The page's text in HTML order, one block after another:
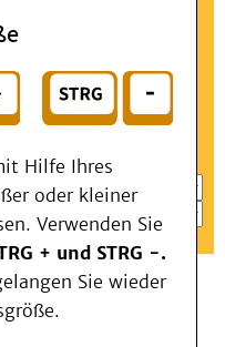
Schnelleinstieg
Hilfe Ihres
oder kleiner
Verwenden Sie
+ und STRG -.
Sie wieder
(KIM)